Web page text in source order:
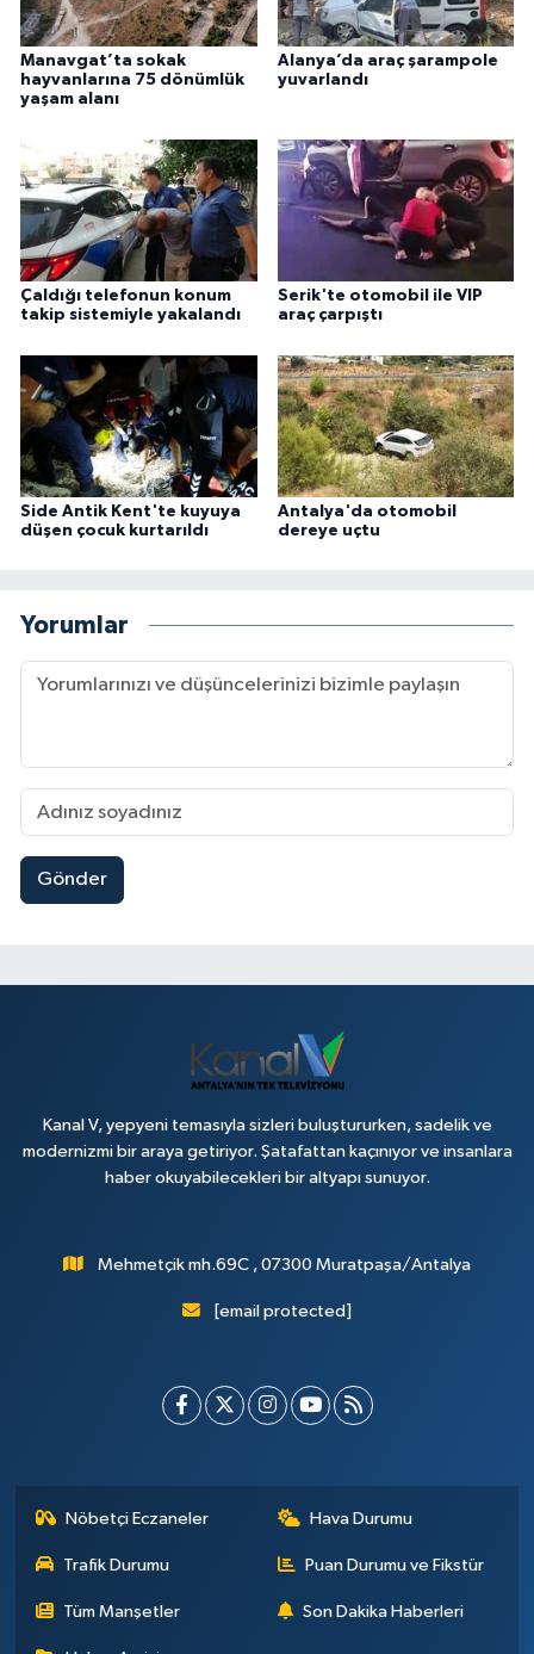
Manavgat’ta sokak
hayvanlarına 75 dönümlük
yaşam alanı
Alanya’da araç şarampole
yuvarlandı
Çaldığı telefonun konum
takip sistemiyle yakalandı
Serik'te otomobil ile VIP
araç çarpıştı
Side Antik Kent'te kuyuya
düşen çocuk kurtarıldı
Antalya'da otomobil
dereye uçtu
Yorumlar
Gönder
Kanal V, yepyeni temasıyla sizleri buluştururken, sadelik ve
modernizmi bir araya getiriyor. Şatafattan kaçınıyor ve insanlara
haber okuyabilecekleri bir altyapı sunuyor.
Mehmetçik mh.69C , 07300 Muratpaşa/Antalya
[email protected]
Nöbetçi Eczaneler Hava Durumu
Trafik Durumu Puan Durumu ve Fikstür
Tüm Manşetler Son Dakika Haberleri